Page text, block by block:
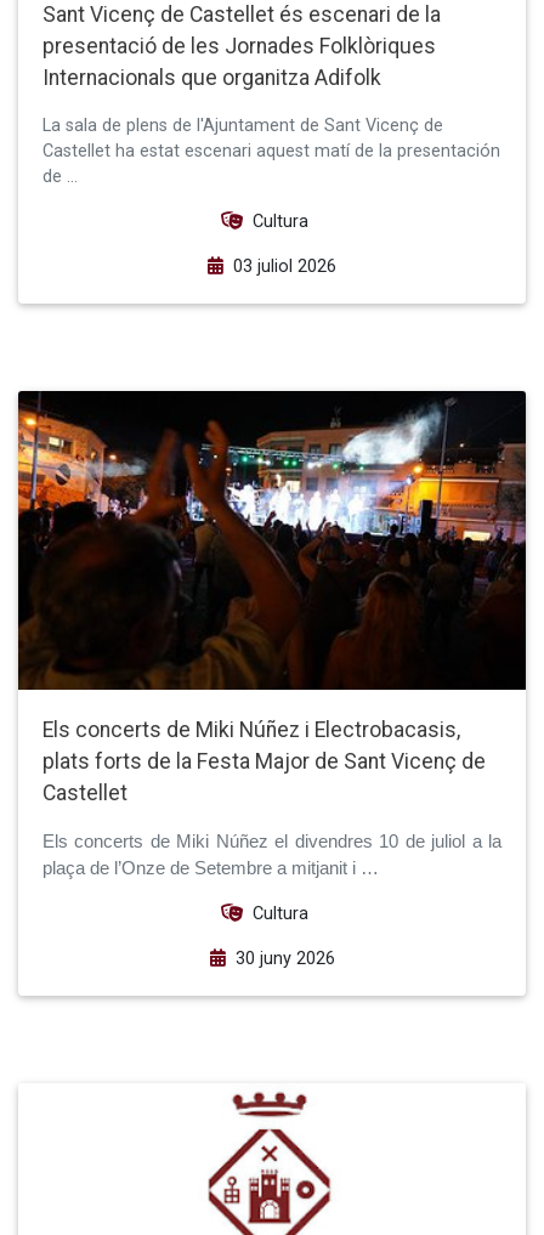
Sant Vicenç de Castellet és escenari de la
presentació de les Jornades Folklòriques
Internacionals que organitza Adifolk
La sala de plens de l'Ajuntament de Sant Vicenç de
Castellet ha estat escenari aquest matí de la presentación
de …
Cultura
03 juliol 2026
Els concerts de Miki Núñez i Electrobacasis,
plats forts de la Festa Major de Sant Vicenç de
Castellet
Els concerts de Miki Núñez el divendres 10 de juliol a la
plaça de l’Onze de Setembre a mitjanit i …
Cultura
30 juny 2026